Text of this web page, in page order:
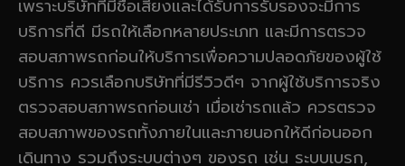
เพราะบริษัทที่มีชื่อเสียงและได้รับการรับรองจะมีการ
บริการที่ดี มีรถให้เลือกหลายประเภท และมีการตรวจ
สอบสภาพรถก่อนให้บริการเพื่อความปลอดภัยของผู้ใช้
บริการ ควรเลือกบริษัทที่มีรีวิวดีๆ จากผู้ใช้บริการจริง
ตรวจสอบสภาพรถก่อนเช่า เมื่อเช่ารถแล้ว ควรตรวจ
สอบสภาพของรถทั้งภายในและภายนอกให้ดีก่อนออก
เดินทาง รวมถึงระบบต่างๆ ของรถ เช่น ระบบเบรก,